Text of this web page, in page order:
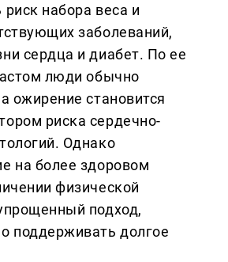
набора веса и
заболеваний,
сердца и диабет. По ее
люди обычно
ожирение становится
риска сердечно-
Однако
на более здоровом
физической
подход,
поддерживать долгое